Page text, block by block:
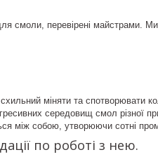
смоли, перевірені майстрами.
міняти та спотворювати
середовищ смол різної
між собою, утворюючи сотні
по роботі з нею.